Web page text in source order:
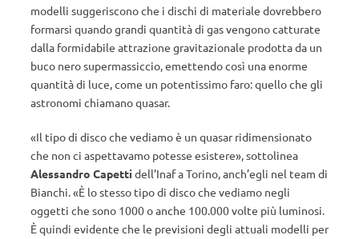
modelli suggeriscono che i dischi di materiale dovrebbero
formarsi quando grandi quantità di gas vengono catturate
dalla formidabile attrazione gravitazionale prodotta da un
buco nero supermassiccio, emettendo così una enorme
quantità di luce, come un potentissimo faro: quello che gli
astronomi chiamano quasar.
«Il tipo di disco che vediamo è un quasar ridimensionato
che non ci aspettavamo potesse esistere», sottolinea
Alessandro Capetti dell’Inaf a Torino, anch’egli nel team di
Bianchi. «È lo stesso tipo di disco che vediamo negli
oggetti che sono 1000 o anche 100.000 volte più luminosi.
È quindi evidente che le previsioni degli attuali modelli per